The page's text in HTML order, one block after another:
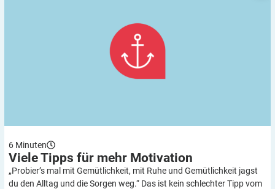
6 Minuten
Viele Tipps für mehr Motivation
„Probier’s mal mit Gemütlichkeit, mit Ruhe und Gemütlichkeit jagst
du den Alltag und die Sorgen weg.“ Das ist kein schlechter Tipp vom